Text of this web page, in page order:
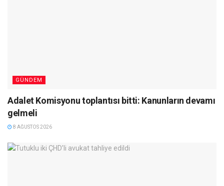
GÜNDEM
Adalet Komisyonu toplantısı bitti: Kanunların devamı
gelmeli
8 AĞUSTOS 2026